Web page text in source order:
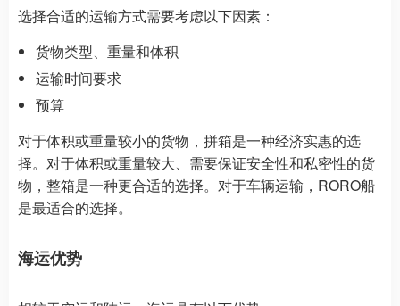
选择合适的运输方式需要考虑以下因素：
货物类型、重量和体积
运输时间要求
预算
对于体积或重量较小的货物，拼箱是一种经济实惠的选
择。对于体积或重量较大、需要保证安全性和私密性的货
物，整箱是一种更合适的选择。对于车辆运输，RORO船
是最适合的选择。
海运优势